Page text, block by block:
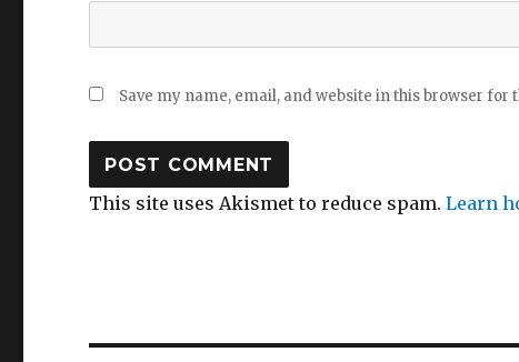
Save my name, email, and website in this browser
This site uses Akismet to reduce spam.Learn